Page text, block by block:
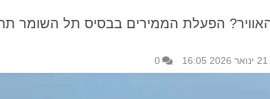
האוויר? הפעלת הממירים בבסיס תל השומר
21 ינואר 2026 16:05 0